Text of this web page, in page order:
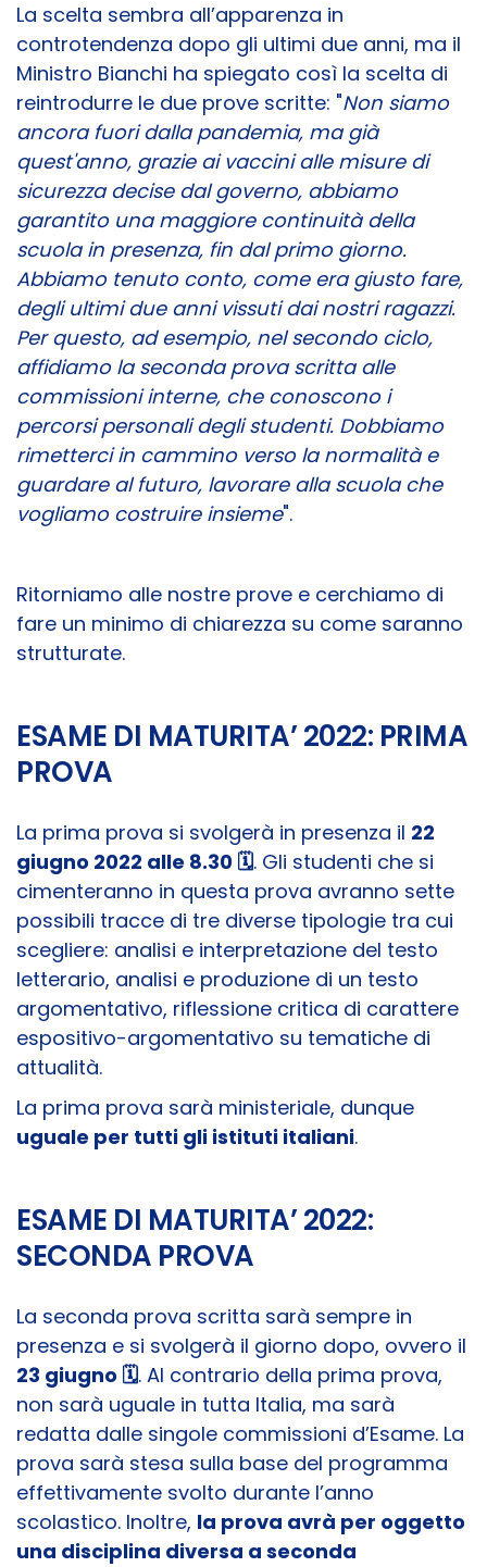
La scelta sembra all’apparenza in
controtendenza dopo gli ultimi due anni, ma il
Ministro Bianchi ha spiegato così la scelta di
reintrodurre le due prove scritte: "Non siamo
ancora fuori dalla pandemia, ma già
quest'anno, grazie ai vaccini alle misure di
sicurezza decise dal governo, abbiamo
garantito una maggiore continuità della
scuola in presenza, fin dal primo giorno.
Abbiamo tenuto conto, come era giusto fare,
degli ultimi due anni vissuti dai nostri ragazzi.
Per questo, ad esempio, nel secondo ciclo,
affidiamo la seconda prova scritta alle
commissioni interne, che conoscono i
percorsi personali degli studenti. Dobbiamo
rimetterci in cammino verso la normalità e
guardare al futuro, lavorare alla scuola che
vogliamo costruire insieme".
Ritorniamo alle nostre prove e cerchiamo di
fare un minimo di chiarezza su come saranno
strutturate.
ESAME DI MATURITA’ 2022: PRIMA
PROVA
La prima prova si svolgerà in presenza il 22
giugno 2022 alle 8.30 🗓️. Gli studenti che si
cimenteranno in questa prova avranno sette
possibili tracce di tre diverse tipologie tra cui
scegliere: analisi e interpretazione del testo
letterario, analisi e produzione di un testo
argomentativo, riflessione critica di carattere
espositivo-argomentativo su tematiche di
attualità.
La prima prova sarà ministeriale, dunque
uguale per tutti gli istituti italiani.
ESAME DI MATURITA’ 2022:
SECONDA PROVA
La seconda prova scritta sarà sempre in
presenza e si svolgerà il giorno dopo, ovvero il
23 giugno 🗓️. Al contrario della prima prova,
non sarà uguale in tutta Italia, ma sarà
redatta dalle singole commissioni d’Esame. La
prova sarà stesa sulla base del programma
effettivamente svolto durante l’anno
scolastico. Inoltre, la prova avrà per oggetto
una disciplina diversa a seconda